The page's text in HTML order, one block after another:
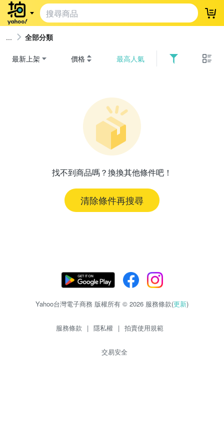
登
全部分類
最新上架 價格 最高人氣
找不到商品嗎？換換其他條件吧！
清除條件再搜尋
Yahoo台灣電子商務 版權所有 © 2026 服務條款(更新)
服務條款 | 隱私權 | 拍賣使用規範
交易安全